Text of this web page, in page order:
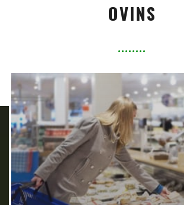
OVINS